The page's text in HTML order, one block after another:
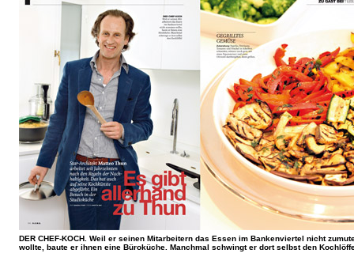
DER CHEF-KOCH. Weil er seinen Mitarbeitern das Essen im Bankenviertel nicht
wollte, baute er ihnen eine Büroküche. Manchmal schwingt er dort selbst den